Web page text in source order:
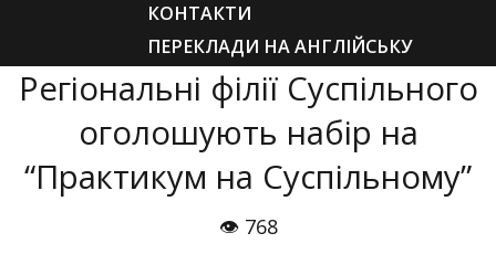
КОНТАКТИ
ПЕРЕКЛАДИ НА АНГЛІЙСЬКУ
Регіональні філії Суспільного
оголошують набір на
“Практикум на Суспільному”
👁 768